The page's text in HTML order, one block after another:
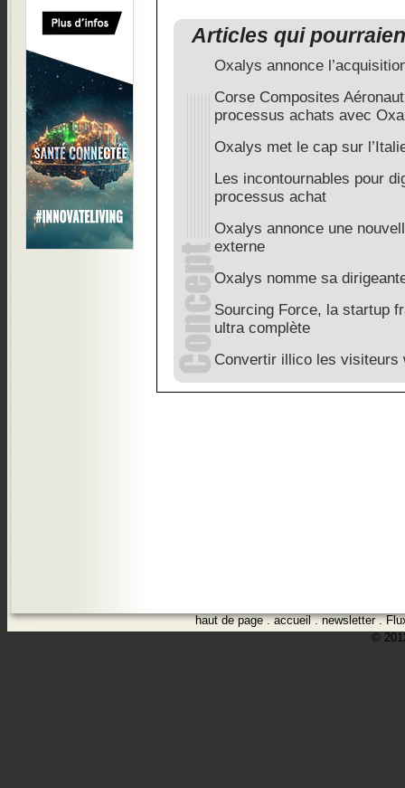
Articles qui
Oxalys annonce
Corse Composites
processus achats avec
Oxalys met le cap sur
Les incontournables pour
processus achat
Oxalys annonce une
externe
Oxalys nomme sa
Sourcing Force, la startup
ultra complète
Convertir illico les visiteurs
haut de page.accueil.newsletter.
©